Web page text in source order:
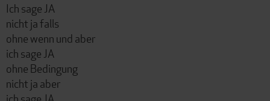
Ich sage JA
nicht ja falls
ohne wenn und aber
ich sage JA
ohne Bedingung
nicht ja aber